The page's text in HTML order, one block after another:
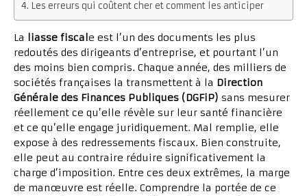
Les erreurs qui coûtent cher et comment les anticiper
La liasse fiscal e est l’un des documents les plus
redoutés des dirigeants d’entreprise, et pourtant l’un
des moins bien compris. Chaque année, des milliers de
sociétés françaises la transmettent à la Direction
Générale des Finances Publiques (DGFiP) sans mesurer
réellement ce qu’elle révèle sur leur santé financière
et ce qu’elle engage juridiquement. Mal remplie, elle
expose à des redressements fiscaux. Bien construite,
elle peut au contraire réduire significativement la
charge d’imposition. Entre ces deux extrêmes, la marge
de manœuvre est réelle. Comprendre la portée de ce